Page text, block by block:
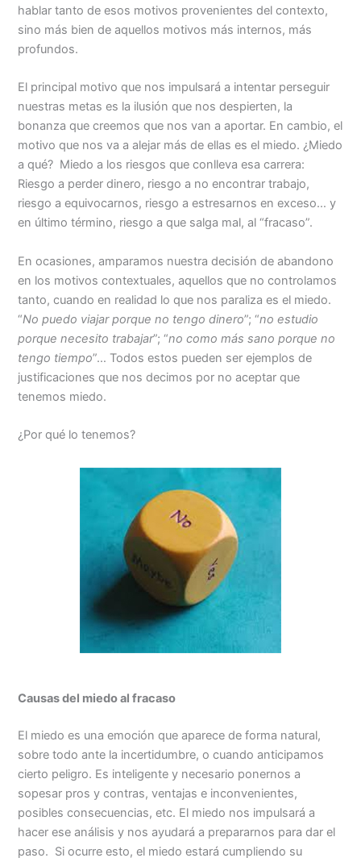
hablar tanto de esos motivos provenientes del contexto,
sino más bien de aquellos motivos más internos, más
profundos.
El principal motivo que nos impulsará a intentar perseguir
nuestras metas es la ilusión que nos despierten, la
bonanza que creemos que nos van a aportar. En cambio, el
motivo que nos va a alejar más de ellas es el miedo. ¿Miedo
a qué? Miedo a los riesgos que conlleva esa carrera:
Riesgo a perder dinero, riesgo a no encontrar trabajo,
riesgo a equivocarnos, riesgo a estresarnos en exceso… y
en último término, riesgo a que salga mal, al “fracaso”.
En ocasiones, amparamos nuestra decisión de abandono
en los motivos contextuales, aquellos que no controlamos
tanto, cuando en realidad lo que nos paraliza es el miedo.
“No puedo viajar porque no tengo dinero”; “no estudio
porque necesito trabajar”; “no como más sano porque no
tengo tiempo”… Todos estos pueden ser ejemplos de
justificaciones que nos decimos por no aceptar que
tenemos miedo.
¿Por qué lo tenemos?
Causas del miedo al fracaso
El miedo es una emoción que aparece de forma natural,
sobre todo ante la incertidumbre, o cuando anticipamos
cierto peligro. Es inteligente y necesario ponernos a
sopesar pros y contras, ventajas e inconvenientes,
posibles consecuencias, etc. El miedo nos impulsará a
hacer ese análisis y nos ayudará a prepararnos para dar el
paso. Si ocurre esto, el miedo estará cumpliendo su